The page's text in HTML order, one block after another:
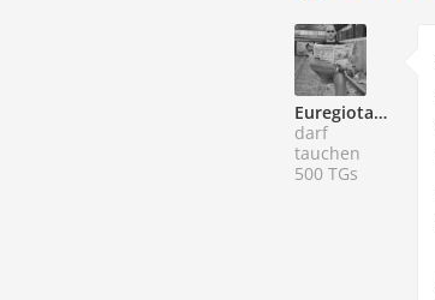
Euregiotaucher
darf
tauchen
500 TGs